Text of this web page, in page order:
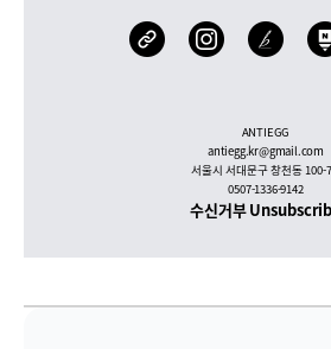
ANTIEGG
antiegg.kr@gmail.com
서울시 서대문구 창천동 100-
0507-1336-9142
수신거부